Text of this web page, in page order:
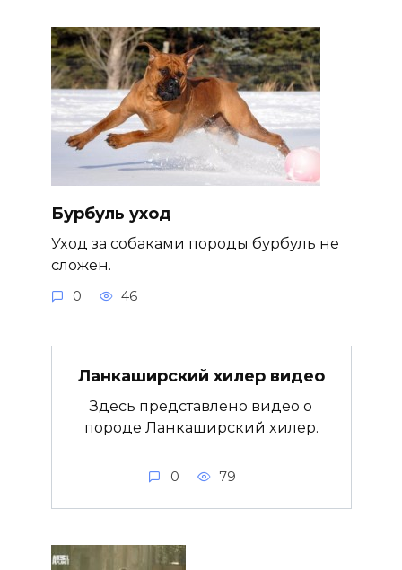
Бурбуль уход
Уход за собаками породы бурбуль не
сложен.
0 46
Ланкаширский хилер видео
Здесь представлено видео о
породе Ланкаширский хилер.
0 79